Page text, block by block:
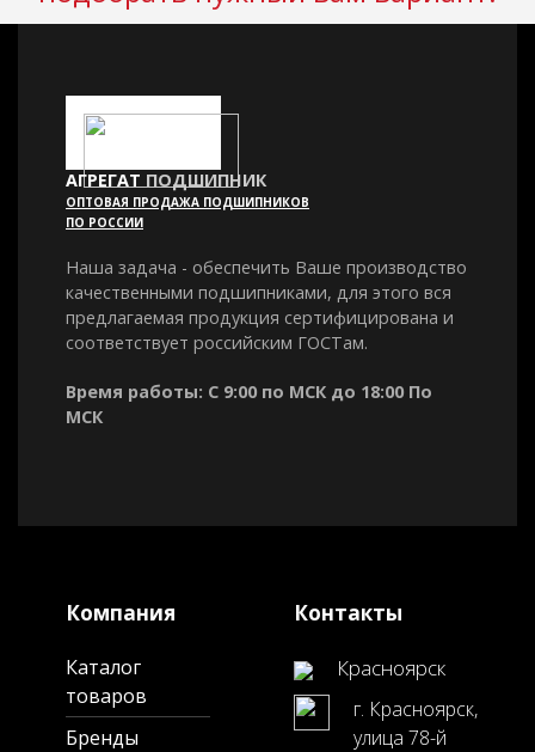
АГРЕГАТ ПОДШИПНИК
ОПТОВАЯ ПРОДАЖА ПОДШИПНИКОВ
ПО РОССИИ
Наша задача - обеспечить Ваше производство
качественными подшипниками, для этого вся
предлагаемая продукция сертифицирована и
соответствует российским ГОСТам.
Время работы: С 9:00 по МСК до 18:00 По
МСК
Компания
Каталог
товаров
Бренды
Контакты
Красноярск
г. Красноярск,
улица 78-й